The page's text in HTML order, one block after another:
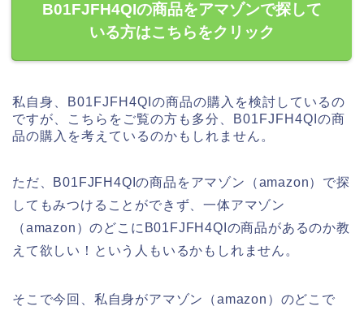
B01FJFH4QIの商品をアマゾンで探して
いる方はこちらをクリック
私自身、B01FJFH4QIの商品の購入を検討しているの
ですが、こちらをご覧の方も多分、B01FJFH4QIの商
品の購入を考えているのかもしれません。
ただ、B01FJFH4QIの商品をアマゾン（amazon）で探
してもみつけることができず、一体アマゾン
（amazon）のどこにB01FJFH4QIの商品があるのか教
えて欲しい！という人もいるかもしれません。
そこで今回、私自身がアマゾン（amazon）のどこで